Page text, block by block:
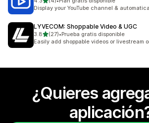
4 reseñas en total
Display your YouTube channel &
LYVECOM: Shoppable Video & UGC
3.8de 5 estrellas
(27)
27 reseñas en total
•Prueba gratis disponible
Easily add shoppable videos or livestream
¿Quieres